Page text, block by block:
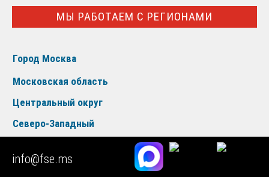
МЫ РАБОТАЕМ С РЕГИОНАМИ
Город Москва
Московская область
Центральный округ
Северо-Западный
Приволжский округ
info@fse.ms